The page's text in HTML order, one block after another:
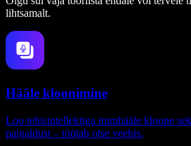
lihtsamalt.
Hääle kloonimine
Loo tehisintellektiga inimhääle kloone
paigaldust – töötab otse veebis.